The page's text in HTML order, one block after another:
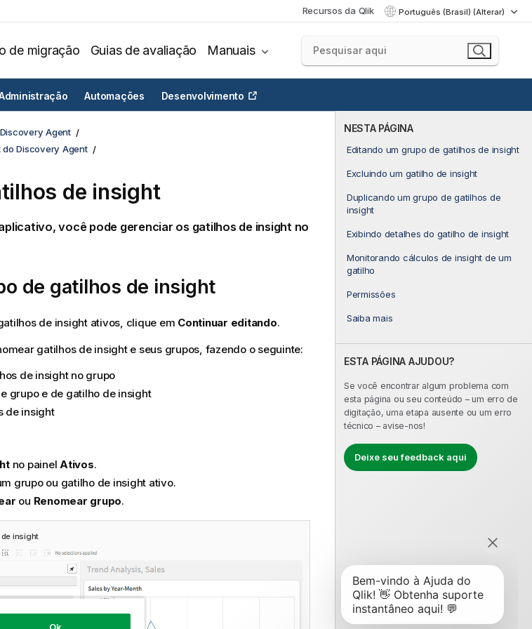
Recursos da Qlik Português (Brasil) (Alterar)
de migração Guias de avaliação Manuais
Automações Desenvolvimento
NESTA PÁGINA
Editando um grupo de gatilhos de insight
Excluindo um gatilho de insight
Duplicando um grupo de gatilhos de
insight
Exibindo detalhes do gatilho de insight
Monitorando cálculos de insight de um
gatilho
Permissões
Saiba mais
ESTA PÁGINA AJUDOU?
Se você encontrar algum problema com
esta página ou seu conteúdo – um erro de
digitação, uma etapa ausente ou um erro
técnico – avise-nos!
Deixe seu feedback aqui
Discovery Agent
do Discovery Agent
de insight
você pode gerenciar os gatilhos de insight no
de gatilhos de insight
de insight ativos, clique em Continuar editando.
gatilhos de insight e seus grupos, fazendo o seguinte:
de insight no grupo
grupo e de gatilho de insight
de insight
no painel Ativos.
grupo ou gatilho de insight ativo.
ou Renomear grupo.
insight